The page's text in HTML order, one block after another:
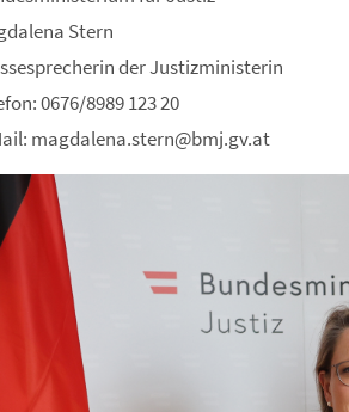
Stern
der Justizministerin
0676/8989 123 20
magdalena.stern@bmj.gv.at